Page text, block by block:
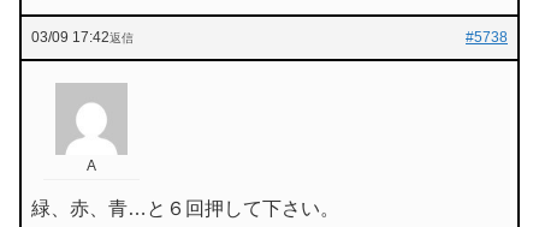
03/09 17:42 #5738
返信
A
緑、赤、青…と６回押して下さい。